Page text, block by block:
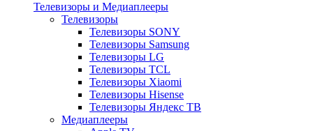
Телевизоры и Медиаплееры
Телевизоры
Телевизоры SONY
Телевизоры Samsung
Телевизоры LG
Телевизоры TCL
Телевизоры Xiaomi
Телевизоры Hisense
Телевизоры Яндекс ТВ
Медиаплееры